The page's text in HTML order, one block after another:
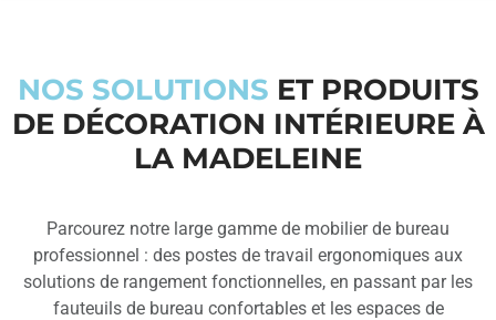
NOS SOLUTIONS ET PRODUITS
DE DÉCORATION INTÉRIEURE À
LA MADELEINE
Parcourez notre large gamme de mobilier de bureau
professionnel : des postes de travail ergonomiques aux
solutions de rangement fonctionnelles, en passant par les
fauteuils de bureau confortables et les espaces de